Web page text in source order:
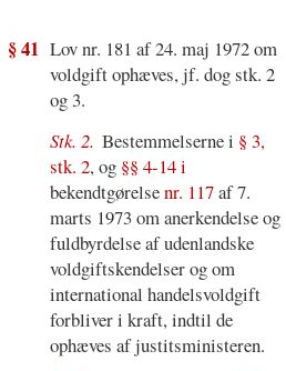
§ 41 Lov nr. 181 af 24. maj 1972 om
voldgift ophæves, jf. dog stk. 2
og 3.
Stk. 2. Bestemmelserne i § 3,
stk. 2, og §§ 4-14 i
bekendtgørelsenr. 117af 7.
marts 1973 om anerkendelse og
fuldbyrdelse af udenlandske
voldgiftskendelser og om
international handelsvoldgift
forbliver i kraft, indtil de
ophæves af justitsministeren.